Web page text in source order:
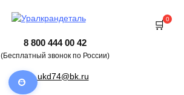
8 800 444 00 42
(Бесплатный звонок по России)
ukd74@bk.ru
0